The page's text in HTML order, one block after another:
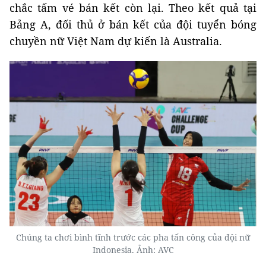
chắc tấm vé bán kết còn lại. Theo kết quả tại
Bảng A, đối thủ ở bán kết của đội tuyển bóng
chuyền nữ Việt Nam dự kiến là Australia.
Chúng ta chơi bình tĩnh trước các pha tấn công của đội nữ
Indonesia. Ảnh: AVC